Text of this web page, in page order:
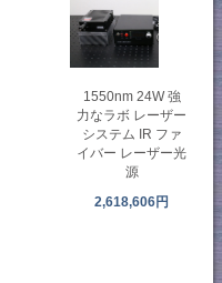
1550nm 24W 強
力なラボ レーザー
システム IR ファ
イバー レーザー光
源
2,618,606円